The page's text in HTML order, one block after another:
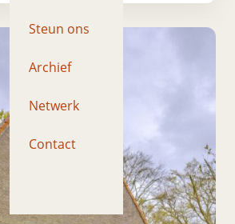
Steun ons
Archief
Netwerk
Contact